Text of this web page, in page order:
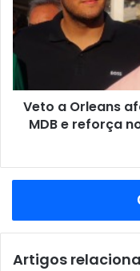
e
m
d
a
U
I
e
a
o
O
r
e
t
d
Veto a Orleans
MDB e reforça
Artigos